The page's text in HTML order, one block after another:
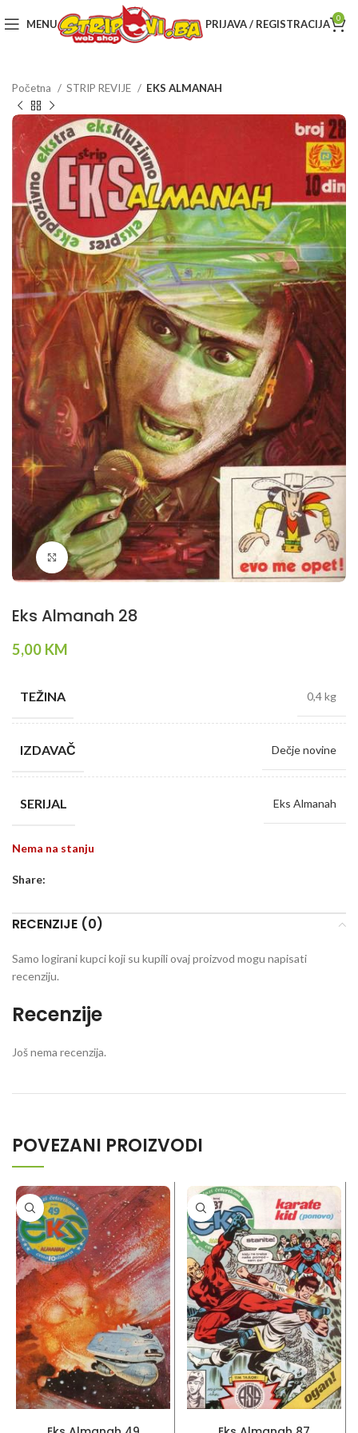
MENU PRIJAVA / REGISTRACIJA 0
Početna STRIP REVIJE EKS ALMANAH
Klikni da povečaš
Eks Almanah 28
5,00 KM
TEŽINA 0,4 kg
IZDAVAČ Dečje novine
SERIJAL Eks Almanah
Nema na stanju
Share:
RECENZIJE (0)
Recenzije
Još nema recenzija.
Samo logirani kupci koji su kupili ovaj proizvod mogu napisati
recenziju.
POVEZANI PROIZVODI